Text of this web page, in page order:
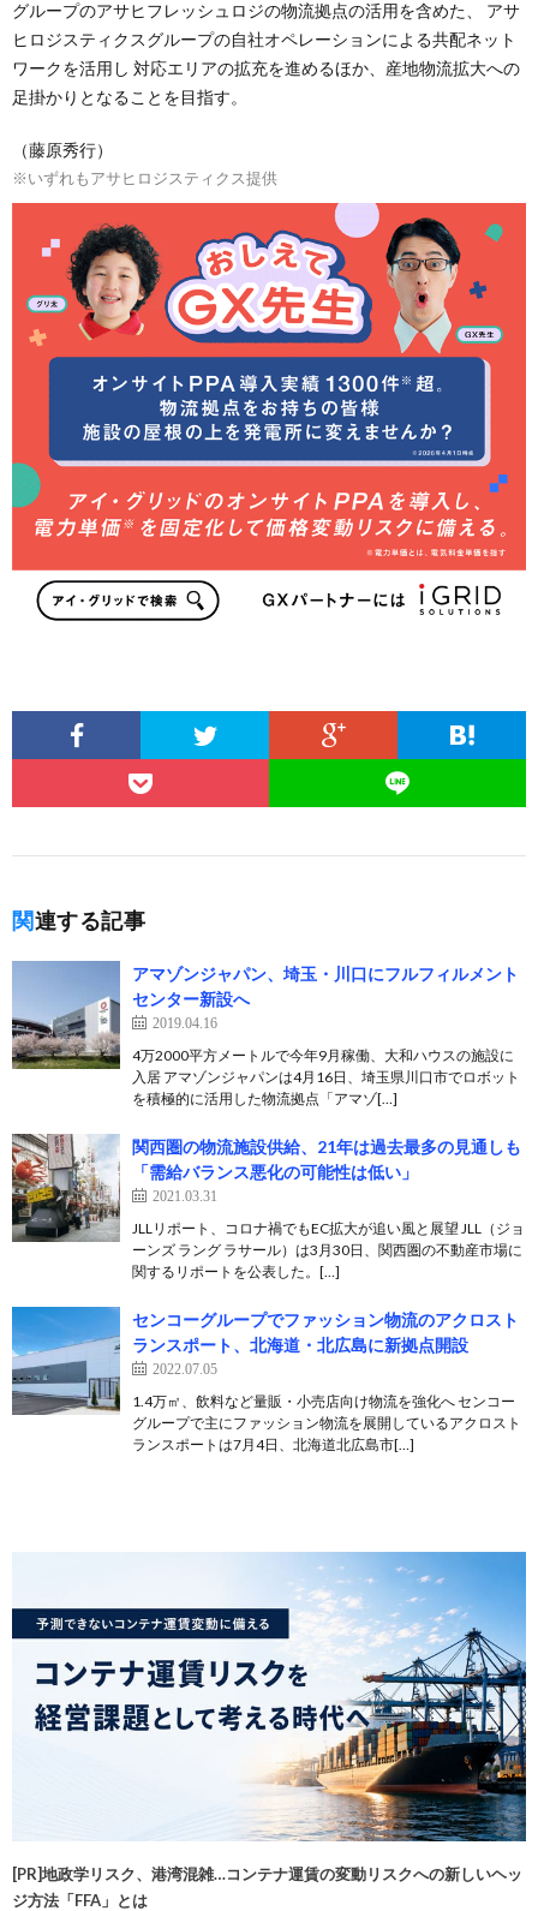
グループのアサヒフレッシュロジの物流拠点の活用を含めた、 アサ
ヒロジスティクスグループの自社オペレーションによる共配ネット
ワークを活用し 対応エリアの拡充を進めるほか、産地物流拡大への
足掛かりとなることを目指す。
（藤原秀行）
※いずれもアサヒロジスティクス提供
関連する記事
アマゾンジャパン、埼玉・川口にフルフィルメント
センター新設へ
2019.04.16
4万2000平方メートルで今年9月稼働、大和ハウスの施設に
入居 アマゾンジャパンは4月16日、埼玉県川口市でロボット
を積極的に活用した物流拠点「アマゾ[…]
関西圏の物流施設供給、21年は過去最多の見通しも
「需給バランス悪化の可能性は低い」
2021.03.31
JLLリポート、コロナ禍でもEC拡大が追い風と展望 JLL（ジョ
ーンズ ラング ラサール）は3月30日、関西圏の不動産市場に
関するリポートを公表した。[…]
センコーグループでファッション物流のアクロスト
ランスポート、北海道・北広島に新拠点開設
2022.07.05
1.4万㎡、飲料など量販・小売店向け物流を強化へ センコー
グループで主にファッション物流を展開しているアクロスト
ランスポートは7月4日、北海道北広島市[…]
[PR]地政学リスク、港湾混雑…コンテナ運賃の変動リスクへの新しいヘッ
ジ方法「FFA」とは